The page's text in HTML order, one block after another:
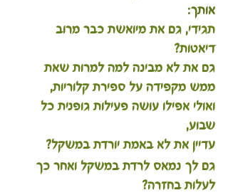
אותך:
תגידי, גם את מיואשת כבר מרוב
דיאטות?
גם את לא מבינה למה למרות שאת
ממש מקפידה על ספירת קלוריות,
ואולי אפילו עושה פעילות גופנית כל
שבוע,
עדיין את לא באמת יורדת במשקל?
גם לך נמאס לרדת במשקל ואחר כך
לעלות בחזרה?